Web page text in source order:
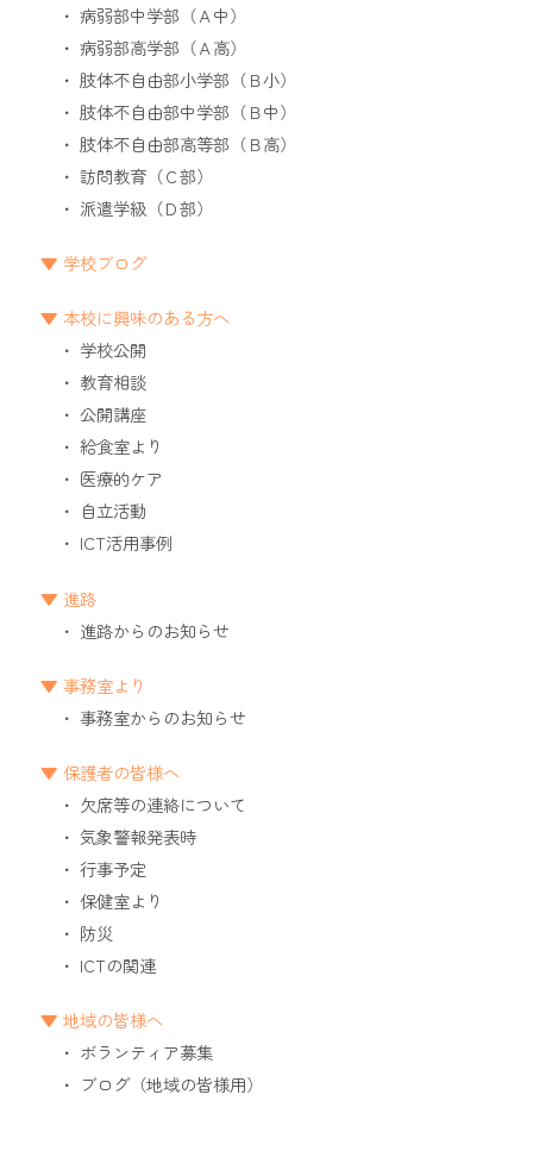
病弱部中学部（Ａ中）
病弱部高学部（Ａ高）
肢体不自由部小学部（Ｂ小）
肢体不自由部中学部（Ｂ中）
肢体不自由部高等部（Ｂ高）
訪問教育（Ｃ部）
派遣学級（Ｄ部）
学校ブログ
本校に興味のある方へ
学校公開
教育相談
公開講座
給食室より
医療的ケア
自立活動
ICT活用事例
進路
進路からのお知らせ
事務室より
事務室からのお知らせ
保護者の皆様へ
欠席等の連絡について
気象警報発表時
行事予定
保健室より
防災
ICTの関連
地域の皆様へ
ボランティア募集
ブログ（地域の皆様用）